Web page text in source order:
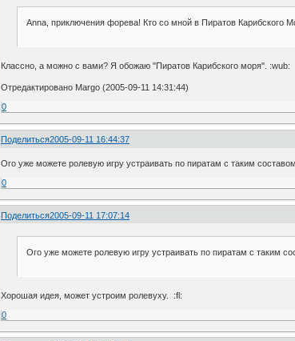
Anna, приключения форева! Кто со мной в Пиратов
Классно, а можно с вами? Я обожаю "Пиратов Карибского моря". :wub:
Отредактировано Margo (2005-09-11 14:31:44)
0
Поделиться2005-09-11 16:44:37
Ого уже можете ролевую игру устраивать по пиратам с таким
0
Поделиться2005-09-11 17:07:14
Ого уже можете ролевую игру устраивать по пиратам с таким
Хорошая идея, может устроим ролевуху. :fl:
0